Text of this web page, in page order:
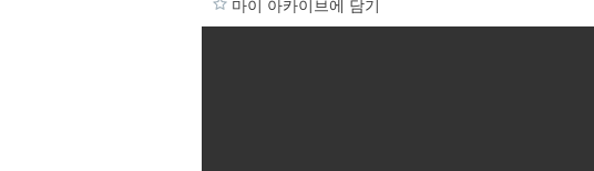
마이 아카이브에 담기